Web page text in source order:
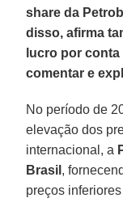
share da
disso, afirma
lucro por
comentar e
No período de
elevação dos
internacional, a
Brasil ,
preços